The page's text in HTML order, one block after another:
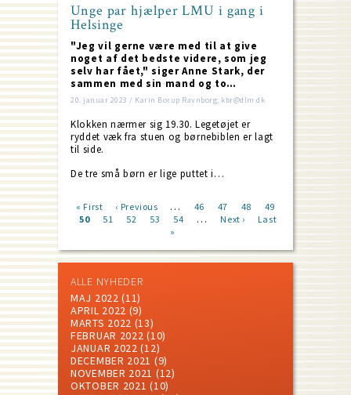
Unge par hjælper LMU i gang i
Helsinge
"Jeg vil gerne være med til at give
noget af det bedste videre, som jeg
selv har fået," siger Anne Stark, der
sammen med sin mand og to…
20. januar 2023 / Karin Borup Ravnborg; kbr@dlm.dk
Klokken nærmer sig 19.30. Legetøjet er
ryddet væk fra stuen og børnebiblen er lagt
til side.
De tre små børn er lige puttet i…
Pagination
First
page
« First
Previous
page
‹ Previous … Page
46 Page
47 Page
48 Page
49
Current
50 Page
51 Page
52 Page
53 Page
54 …
Next
Next ›
Last
Last
»
ALLE NYHEDER
MAJ 2022 (11)
APRIL 2022 (9)
MARTS 2022 (13)
FEBRUAR 2022 (10)
JANUAR 2022 (12)
DECEMBER 2021 (9)
NOVEMBER 2021 (12)
OKTOBER 2021 (10)